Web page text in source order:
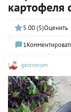
картофеля
gastronom
5.00 (5)Оценить
1